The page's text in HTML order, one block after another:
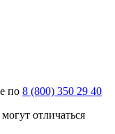
по 8 (800) 350 29 40
отличаться